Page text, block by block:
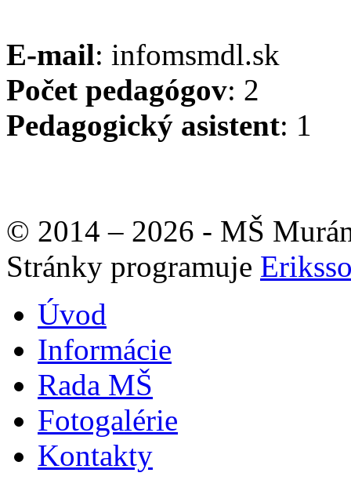
E-mail: infomsmdl.sk
Počet pedagógov: 2
Pedagogický asistent: 1
© 2014 – 2026 - MŠ
Stránky programuje
Úvod
Informácie
Rada MŠ
Fotogalérie
Kontakty